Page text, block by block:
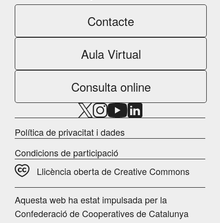
Contacte
Aula Virtual
Consulta online
Política de privacitat i dades
Condicions de participació
Llicència oberta de Creative Commons
Aquesta web ha estat impulsada per la
Confederació de Cooperatives de Catalunya